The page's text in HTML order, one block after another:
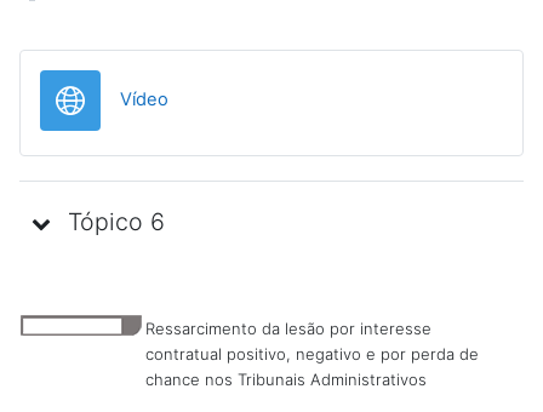
Vídeo
Tópico 6
Ressarcimento da lesão por interesse
contratual positivo, negativo e por perda de
chance nos Tribunais Administrativos